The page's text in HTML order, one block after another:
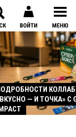
— И ТОЧКА» С